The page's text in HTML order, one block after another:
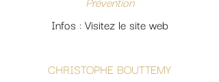
Infos : Visitez le site web
CHRISTOPHE BOUTTEMY